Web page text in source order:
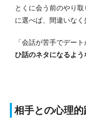
とくに会う前のやり
に選べば、間違いなく
「会話が苦手でデー
ひ話のネタになるよ
相手との心理